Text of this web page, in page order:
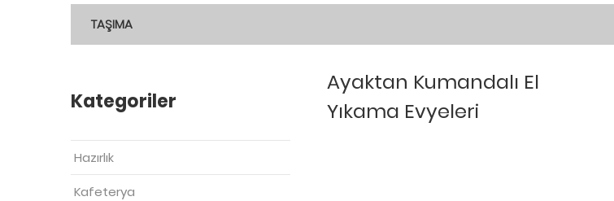
TAŞIMA
Kategoriler
Hazırlık
Kafeterya
Ayaktan Kumandalı El
Yıkama Evyeleri